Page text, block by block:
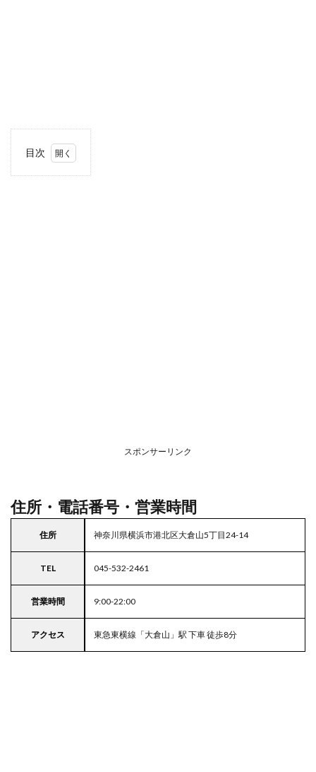
目次
イフ
5
東京
駐車
場付
スポンサーリンク
住所・電話番号・営業時間
住所 神奈川県横浜市港北区大倉山5丁目24-14
TEL 045-532-2461
営業時間 9:00-22:00
アクセス 東急東横線「大倉山」駅 下車 徒歩8分